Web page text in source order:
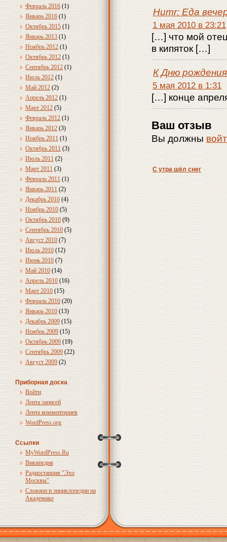
Февраль 2016 (1)
Январь 2016 (1)
Октябрь 2015 (1)
Январь 2013 (1)
Ноябрь 2012 (1)
Октябрь 2012 (1)
Сентябрь 2012 (1)
Июль 2012 (1)
Май 2012 (2)
Апрель 2012 (1)
Март 2012 (5)
Февраль 2012 (1)
Январь 2012 (3)
Ноябрь 2011 (1)
Октябрь 2011 (3)
Июль 2011 (2)
Март 2011 (3)
Февраль 2011 (1)
Январь 2011 (2)
Декабрь 2010 (4)
Ноябрь 2010 (5)
Октябрь 2010 (9)
Сентябрь 2010 (5)
Август 2010 (7)
Июль 2010 (12)
Июнь 2010 (7)
Май 2010 (14)
Апрель 2010 (16)
Март 2010 (15)
Февраль 2010 (20)
Январь 2010 (13)
Декабрь 2009 (15)
Ноябрь 2009 (15)
Октябрь 2009 (19)
Сентябрь 2009 (22)
Август 2009 (2)
Приборная доска
Войти
Лента записей
Лента комментариев
WordPress.org
Ссылки
MyWordPress.Ru
Википедия
Радиостанция "Эхо
Москвы"
Словари и энциклопедии на
Академике
Humr: Еда
1 мая 2010 в 23:21
[…] что мой
в кипяток […]
К Дню
5 мая 2012 в 1:31
[…] конце
Ваш отзыв
Вы должны
С утра шёл снег